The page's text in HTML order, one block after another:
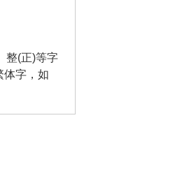
整(正)等字
体字，如